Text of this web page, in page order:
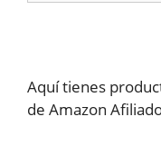
Aquí tienes
de Amazon